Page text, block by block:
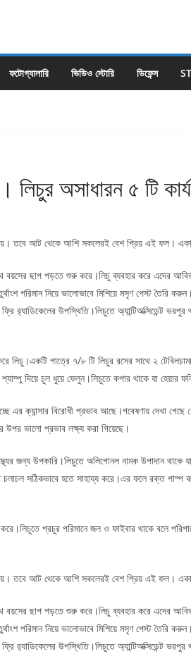
ফটোগ্যালারি ভিডিও স্টোরি ডিফেন্স
অসাধারন ৫ টি
যায়। তবে আট থেকে আশি সকলেরই বেশ প্রিয় এই ফল।
বয়সের ছাপ পড়তে শুরু করে।লিচু ব্যবহার করে এদের
পরিমান নিয়ে ভালোভাবে মিশিয়ে মসৃণ পেস্ট তৈরি
র‍্যাডিকেলের উপস্থিতি।লিচুতে অ্যান্টিঅক্সিডেন্ট ভরপুর
লিচু।একটি পাত্রে ৭/৮ টি লিচুর রসের সাথে ২
দিয়ে চুল ধুয়ে ফেলুন।লিচুতে কপার থাকে যা হেয়ার
এর ক্যান্সার বিরোধী প্রভাব আছে।গবেষণায় দেখা গেছে
উপর ভালো প্রভাব লক্ষ্য করা গিয়েছে।
জন্য উপকারি।লিচুতে অলিগোনল নামক উপাদান থাকে
সঠিকভাবে হতে সাহায্য করে।এর ফলে রক্ত পাম্প
প্রচুর পরিমানে জল ও ফাইবার থাকে বলে
যায়। তবে আট থেকে আশি সকলেরই বেশ প্রিয় এই ফল।
বয়সের ছাপ পড়তে শুরু করে।লিচু ব্যবহার করে এদের
পরিমান নিয়ে ভালোভাবে মিশিয়ে মসৃণ পেস্ট তৈরি
র‍্যাডিকেলের উপস্থিতি।লিচুতে অ্যান্টিঅক্সিডেন্ট ভরপুর